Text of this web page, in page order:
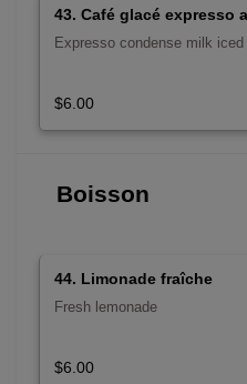
43. Café glacé expresso
Expresso condense milk
$6.00
Boisson
44. Limonade fraîche
Fresh lemonade
$6.00